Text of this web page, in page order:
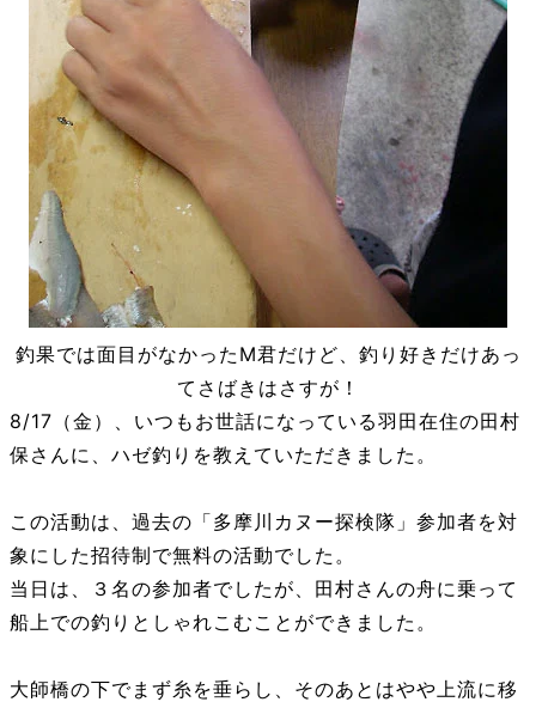
釣果では面目がなかったM君だけど、釣り好きだけあっ
てさばきはさすが！
8/17（金）、いつもお世話になっている羽田在住の田村
保さんに、ハゼ釣りを教えていただきました。
この活動は、過去の「多摩川カヌー探検隊」参加者を対
象にした招待制で無料の活動でした。
当日は、３名の参加者でしたが、田村さんの舟に乗って
船上での釣りとしゃれこむことができました。
大師橋の下でまず糸を垂らし、そのあとはやや上流に移